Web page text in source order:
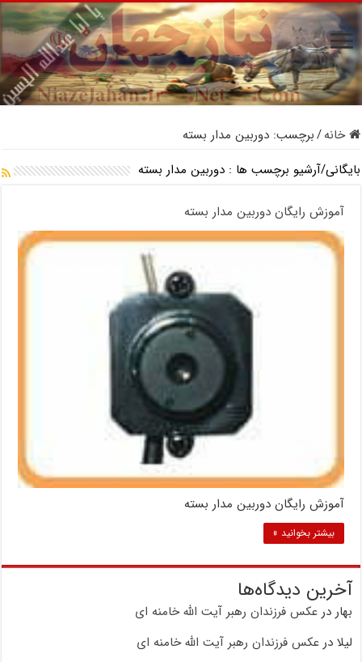
خانه/برچسب:دوربین مدار بسته
بایگانی/آرشیو برچسب ها :دوربین مدار بسته
آموزش رایگان دوربین مدار بسته
آموزش رایگان دوربین مدار بسته
بیشتر بخوانید »
آخرین دیدگاه‌ها
بهار درعکس فرزندان رهبر آیت الله خامنه ای
لیلا درعکس فرزندان رهبر آیت الله خامنه ای